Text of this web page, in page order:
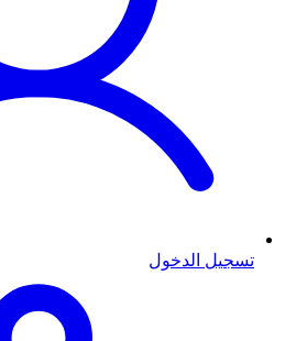
تسجيل الدخول